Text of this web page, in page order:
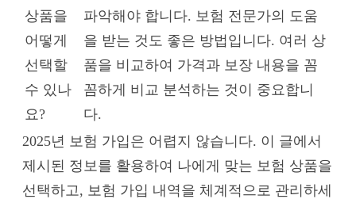
상품을
어떻게
선택할
수 있나
요?
파악해야 합니다. 보험 전문가의 도움
을 받는 것도 좋은 방법입니다. 여러 상
품을 비교하여 가격과 보장 내용을 꼼
꼼하게 비교 분석하는 것이 중요합니
다.
2025년 보험 가입은 어렵지 않습니다. 이 글에서
제시된 정보를 활용하여 나에게 맞는 보험 상품을
선택하고, 보험 가입 내역을 체계적으로 관리하세